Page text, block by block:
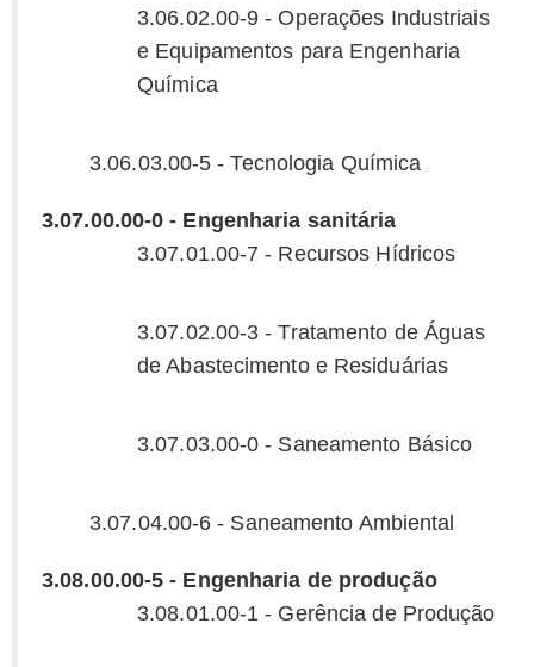
3.06.02.00-9 - Operações Industriais
e Equipamentos para Engenharia
Química
3.06.03.00-5 - Tecnologia Química
3.07.00.00-0 - Engenharia sanitária
3.07.01.00-7 - Recursos Hídricos
3.07.02.00-3 - Tratamento de Águas
de Abastecimento e Residuárias
3.07.03.00-0 - Saneamento Básico
3.07.04.00-6 - Saneamento Ambiental
3.08.00.00-5 - Engenharia de produção
3.08.01.00-1 - Gerência de Produção